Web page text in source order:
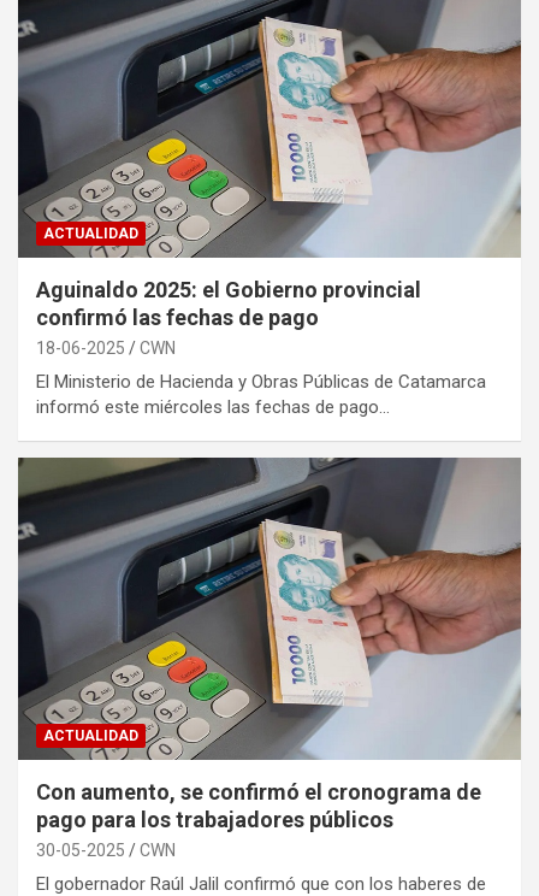
ACTUALIDAD
Aguinaldo 2025: el Gobierno provincial
confirmó las fechas de pago
18-06-2025 CWN
El Ministerio de Hacienda y Obras Públicas de Catamarca
informó este miércoles las fechas de pago…
ACTUALIDAD
Con aumento, se confirmó el cronograma de
pago para los trabajadores públicos
30-05-2025 CWN
El gobernador Raúl Jalil confirmó que con los haberes de